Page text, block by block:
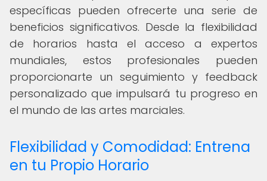
específicas pueden ofrecerte una serie de
beneficios significativos. Desde la flexibilidad
de horarios hasta el acceso a expertos
mundiales, estos profesionales pueden
proporcionarte un seguimiento y feedback
personalizado que impulsará tu progreso en
el mundo de las artes marciales.
Flexibilidad y Comodidad: Entrena
en tu Propio Horario